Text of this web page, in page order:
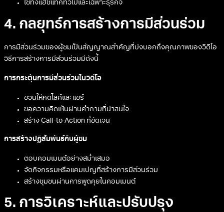
ใช้ทั้งแฮชแท็กทั่วไปและเฉพาะธุรกิจ
4. กลยุทธ์การสร้างการมีส่วนร่วม
การมีส่วนร่วมของผู้ชมเป็นสัญญาณสำคัญที่บ่งบอกถึงคุณภาพของวิดีโอ
วิธีการสร้างการมีส่วนร่วมมีดังนี้
การกระตุ้นการมีส่วนร่วมในวิดีโอ
ชวนให้กดไลค์และแชร์
ขอความคิดเห็นผ่านคำถามที่น่าสนใจ
สร้าง Call-to-Action ที่ชัดเจน
การสร้างปฏิสัมพันธ์กับผู้ชม
ตอบคอมเมนต์อย่างสม่ำเสมอ
จัดกิจกรรมหรือแคมเปญที่สร้างการมีส่วนร่วม
สร้างชุมชนผ่านการพูดคุยในคอมเมนต์
5. การวิเคราะห์และปรับปรุง